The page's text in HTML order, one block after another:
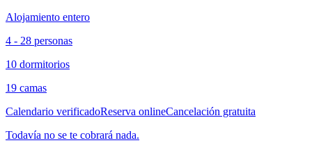
Alojamiento entero
4 - 28 personas
10 dormitorios
19 camas
Calendario verificadoReserva onlineCancelación gratuita
Todavía no se te cobrará nada.